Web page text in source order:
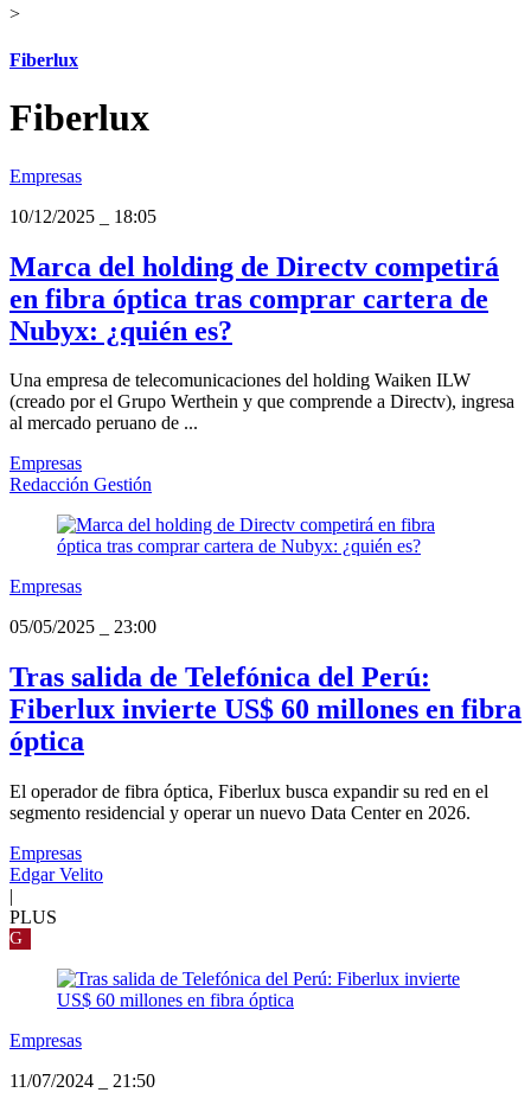
>
Fiberlux
Fiberlux
Empresas
10/12/2025
18:05
Marca del holding de Directv competirá
en fibra óptica tras comprar cartera de
Nubyx: ¿quién es?
Una empresa de telecomunicaciones del holding Waiken ILW
(creado por el Grupo Werthein y que comprende a Directv), ingresa
al mercado peruano de ...
Empresas
Redacción Gestión
Empresas
05/05/2025
23:00
Tras salida de Telefónica del Perú:
Fiberlux invierte US$ 60 millones en fibra
óptica
El operador de fibra óptica, Fiberlux busca expandir su red en el
segmento residencial y operar un nuevo Data Center en 2026.
Empresas
Edgar Velito
|
PLUS
G
Empresas
11/07/2024
21:50